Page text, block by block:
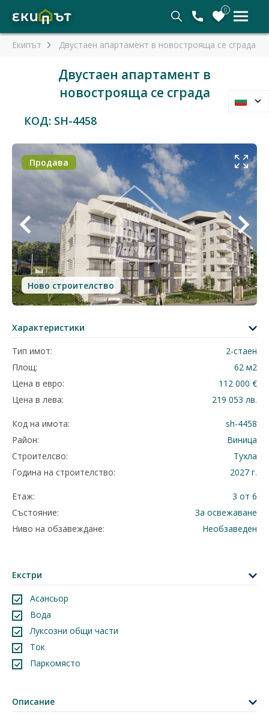
0
Екипът Двустаен апартамент в новострояща се сграда
Двустаен апартамент в
новострояща се сграда
КОД: SH-4458
Продава
Ново строителство
Характеристики
Тип имот:
2-стаен
Площ:
62 м2
Цена в евро:
112 000 €
Цена в лева:
219 053 лв.
Код на имота:
sh-4458
Район:
Виница
Строителсво:
Тухла
Година на строителство:
2027 г.
Етаж:
3 от 6
Състояние:
За освежаване
Ниво на обзавеждане:
Необзаведен
Екстри
Асансьор
Вода
Луксозни общи части
Ток
Паркомясто
Описание